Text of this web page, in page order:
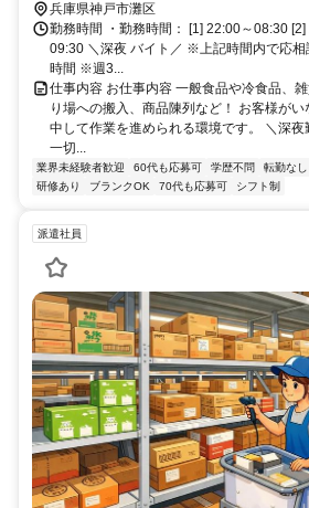
兵庫県神戸市灘区
勤務時間 ・勤務時間： [1] 22:00～08:30
09:30 ＼深夜 バイト／ ※上記時間内で応
時間 ※週3...
仕事内容 お仕事内容 一般食品や冷食品、
り場への搬入、商品陳列など！ お客様が
中して作業を進められる環境です。 ＼深
一切...
業界未経験者歓迎 60代も応募可 学歴不問 転勤なし
研修あり
ブランクOK 70代も応募可 シフト制
派遣社員